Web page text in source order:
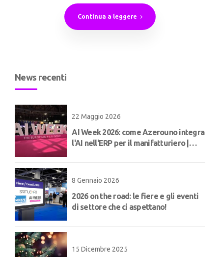
Continua a leggere
News recenti
22 Maggio 2026
AI Week 2026: come Azerouno integra
l'AI nell'ERP per il manifatturiero |
8 Gennaio 2026
2026 on the road: le fiere e gli eventi
di settore che ci aspettano!
15 Dicembre 2025